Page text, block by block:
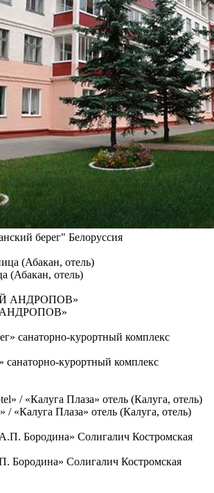
берег" Белоруссия
(Абакан, отель)
АНДРОПОВ»
санаторно-курортный комплекс
/ «Калуга Плаза» отель (Калуга, отель)
Бородина» Солигалич Костромская